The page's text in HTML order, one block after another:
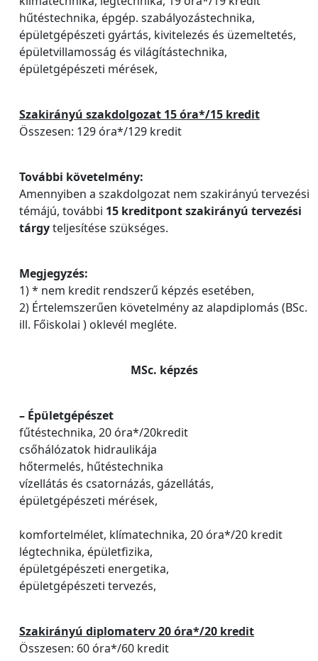
hűtéstechnika, épgép. szabályozástechnika,
épületgépészeti gyártás, kivitelezés és üzemeltetés,
épületvillamosság és világítástechnika,
épületgépészeti mérések,
Szakirányú szakdolgozat 15 óra*/15 kredit
Összesen: 129 óra*/129 kredit
További követelmény:
Amennyiben a szakdolgozat nem szakirányú tervezési
témájú, további 15 kreditpont szakirányú tervezési
tárgyteljesítése szükséges.
Megjegyzés:
1) * nem kredit rendszerű képzés esetében,
2) Értelemszerűen követelmény az alapdiplomás (BSc.
ill. Főiskolai ) oklevél megléte.
MSc. képzés
– Épületgépészet
fűtéstechnika, 20 óra*/20kredit
csőhálózatok hidraulikája
hőtermelés, hűtéstechnika
vízellátás és csatornázás, gázellátás,
épületgépészeti mérések,
komfortelmélet, klímatechnika, 20 óra*/20 kredit
légtechnika, épületfizika,
épületgépészeti energetika,
épületgépészeti tervezés,
Szakirányú diplomaterv 20 óra*/20 kredit
Összesen: 60 óra*/60 kredit